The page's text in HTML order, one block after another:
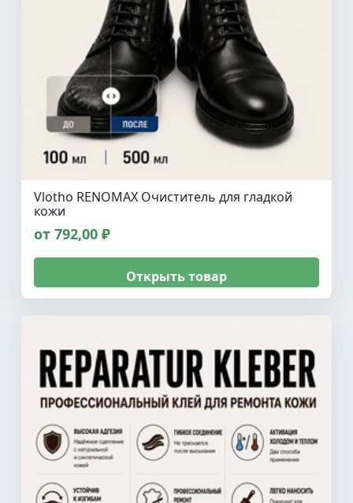
Vlotho RENOMAX Очиститель для гладкой
кожи
от 792,00 ₽
Открыть товар